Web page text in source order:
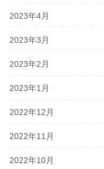
2023年4月
2023年3月
2023年2月
2023年1月
2022年12月
2022年11月
2022年10月